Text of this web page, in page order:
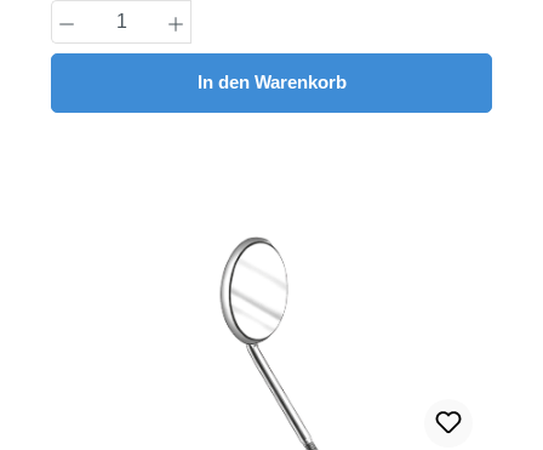
Produkt Anzahl: Gib den gewünschten
In den Warenkorb